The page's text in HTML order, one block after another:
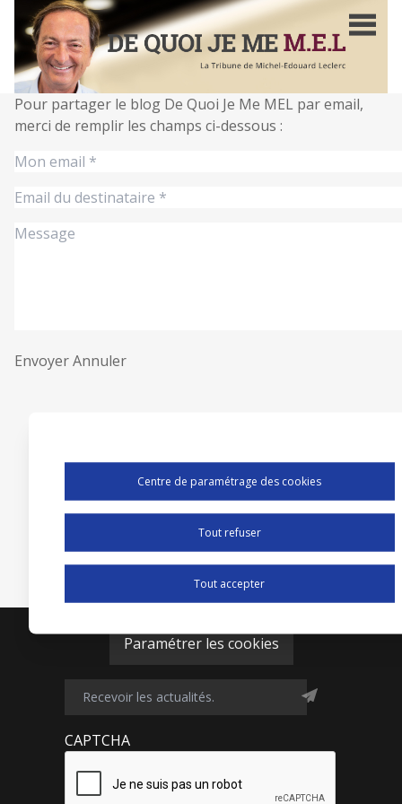
contenu
principal
Pour partager le blog De Quoi Je Me MEL par email,
merci de remplir les champs ci-dessous :
Paramétrer les cookies
CAPTCHA
Centre de paramétrage des cookies
Tout refuser
Tout accepter